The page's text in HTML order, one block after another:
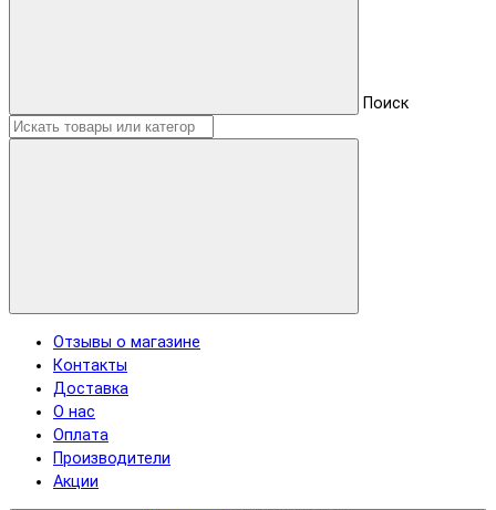
Поиск
Отзывы о магазине
Контакты
Доставка
О нас
Оплата
Производители
Акции